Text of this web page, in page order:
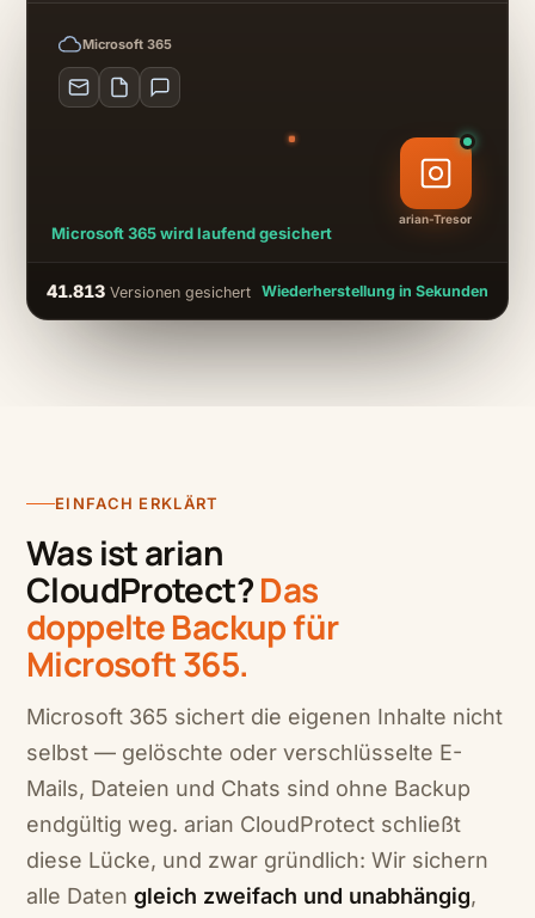
Microsoft 365
arian-Tresor
Microsoft 365 wird laufend gesichert
41.813 Versionen gesichert Wiederherstellung in Sekunden
EINFACH ERKLÄRT
Was ist arian
CloudProtect?Das
doppelte Backup für
Microsoft 365.
Microsoft 365 sichert die eigenen Inhalte nicht
selbst — gelöschte oder verschlüsselte E-
Mails, Dateien und Chats sind ohne Backup
endgültig weg. arian CloudProtect schließt
diese Lücke, und zwar gründlich: Wir sichern
alle Daten gleich zweifach und unabhängig,